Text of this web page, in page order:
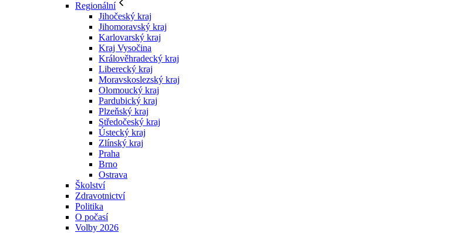
Regionální
Jihočeský kraj
Jihomoravský kraj
Karlovarský kraj
Kraj Vysočina
Králověhradecký kraj
Liberecký kraj
Moravskoslezský kraj
Olomoucký kraj
Pardubický kraj
Plzeňský kraj
Středočeský kraj
Ústecký kraj
Zlínský kraj
Praha
Brno
Ostrava
Školství
Zdravotnictví
Politika
O počasí
Volby 2026